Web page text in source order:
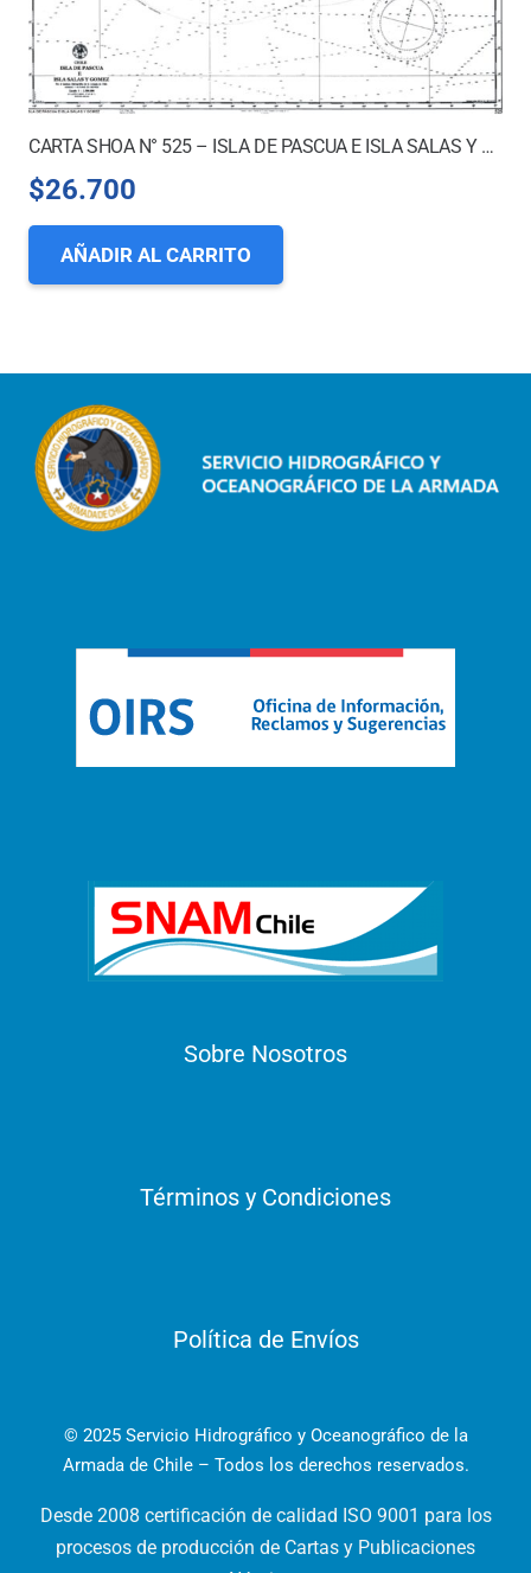
CARTA SHOA N° 525 – ISLA DE PASCUA E ISLA SALAS Y GOMEZ
$26.700
AÑADIR AL CARRITO
Sobre Nosotros
Términos y Condiciones
Política de Envíos
© 2025 Servicio Hidrográfico y Oceanográfico de la
Armada de Chile – Todos los derechos reservados.
Desde 2008 certificación de calidad ISO 9001 para los
procesos de producción de Cartas y Publicaciones